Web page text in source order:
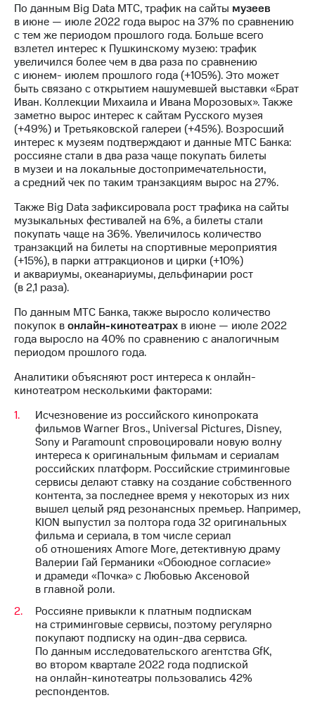
и акционерам
Корпоративное
управление
Корпоративный
секретарь
Раскрытие
информации
Информация
акционерам
Документы
ПАО
"МТС"
Собрания
акционеров
Личный
кабинет
акционера
Акционерный
капитал
Контроль
и
аудит
Рынок
акций
Программа
приобретения
выкупа
акций
Дивиденды
Рынок
облигаций
Описание
Еврооблигации-2023
Уведомление
о
погашении
именных
облигаций
Другое
Регистратор
Реквизиты
Контакты
развитие
деловая этика
На главную
По данным Big Data МТС, трафик на сайты музеев
в июне — июле 2022 года вырос на 37% по сравнению
с тем же периодом прошлого года. Больше всего
взлетел интерес к Пушкинскому музею: трафик
увеличился более чем в два раза по сравнению
с июнем- июлем прошлого года (+105%). Это может
быть связано с открытием нашумевшей выставки «Брат
Иван. Коллекции Михаила и Ивана Морозовых». Также
заметно вырос интерес к сайтам Русского музея
(+49%) и Третьяковской галереи (+45%). Возросший
интерес к музеям подтверждают и данные МТС Банка:
россияне стали в два раза чаще покупать билеты
в музеи и на локальные достопримечательности,
а средний чек по таким транзакциям вырос на 27%.
Также Big Data зафиксировала рост трафика на сайты
музыкальных фестивалей на 6%, а билеты стали
покупать чаще на 36%. Увеличилось количество
транзакций на билеты на спортивные мероприятия
(+15%), в парки аттракционов и цирки (+10%)
и аквариумы, океанариумы, дельфинарии рост
(в 2,1 раза).
По данным МТС Банка, также выросло количество
покупок вонлайн-кинотеатрах в июне — июле 2022
года выросло на 40% по сравнению с аналогичным
периодом прошлого года.
Аналитики объясняют рост интереса к онлайн-
кинотеатром несколькими факторами:
Исчезновение из российского кинопроката
фильмов Warner Bros., Universal Pictures, Disney,
Sony и Paramount спровоцировали новую волну
интереса к оригинальным фильмам и сериалам
российских платформ. Российские стриминговые
сервисы делают ставку на создание собственного
контента, за последнее время у некоторых из них
вышел целый ряд резонансных премьер. Например,
KION выпустил за полтора года 32 оригинальных
фильма и сериала, в том числе сериал
об отношениях Amore More, детективную драму
Валерии Гай Германики «Обоюдное согласие»
и драмеди «Почка» с Любовью Аксеновой
в главной роли.
Россияне привыкли к платным подпискам
на стриминговые сервисы, поэтому регулярно
покупают подписку на один-два сервиса.
По данным исследовательского агентства GfK,
во втором квартале 2022 года подпиской
на онлайн-кинотеатры пользовались 42%
респондентов.